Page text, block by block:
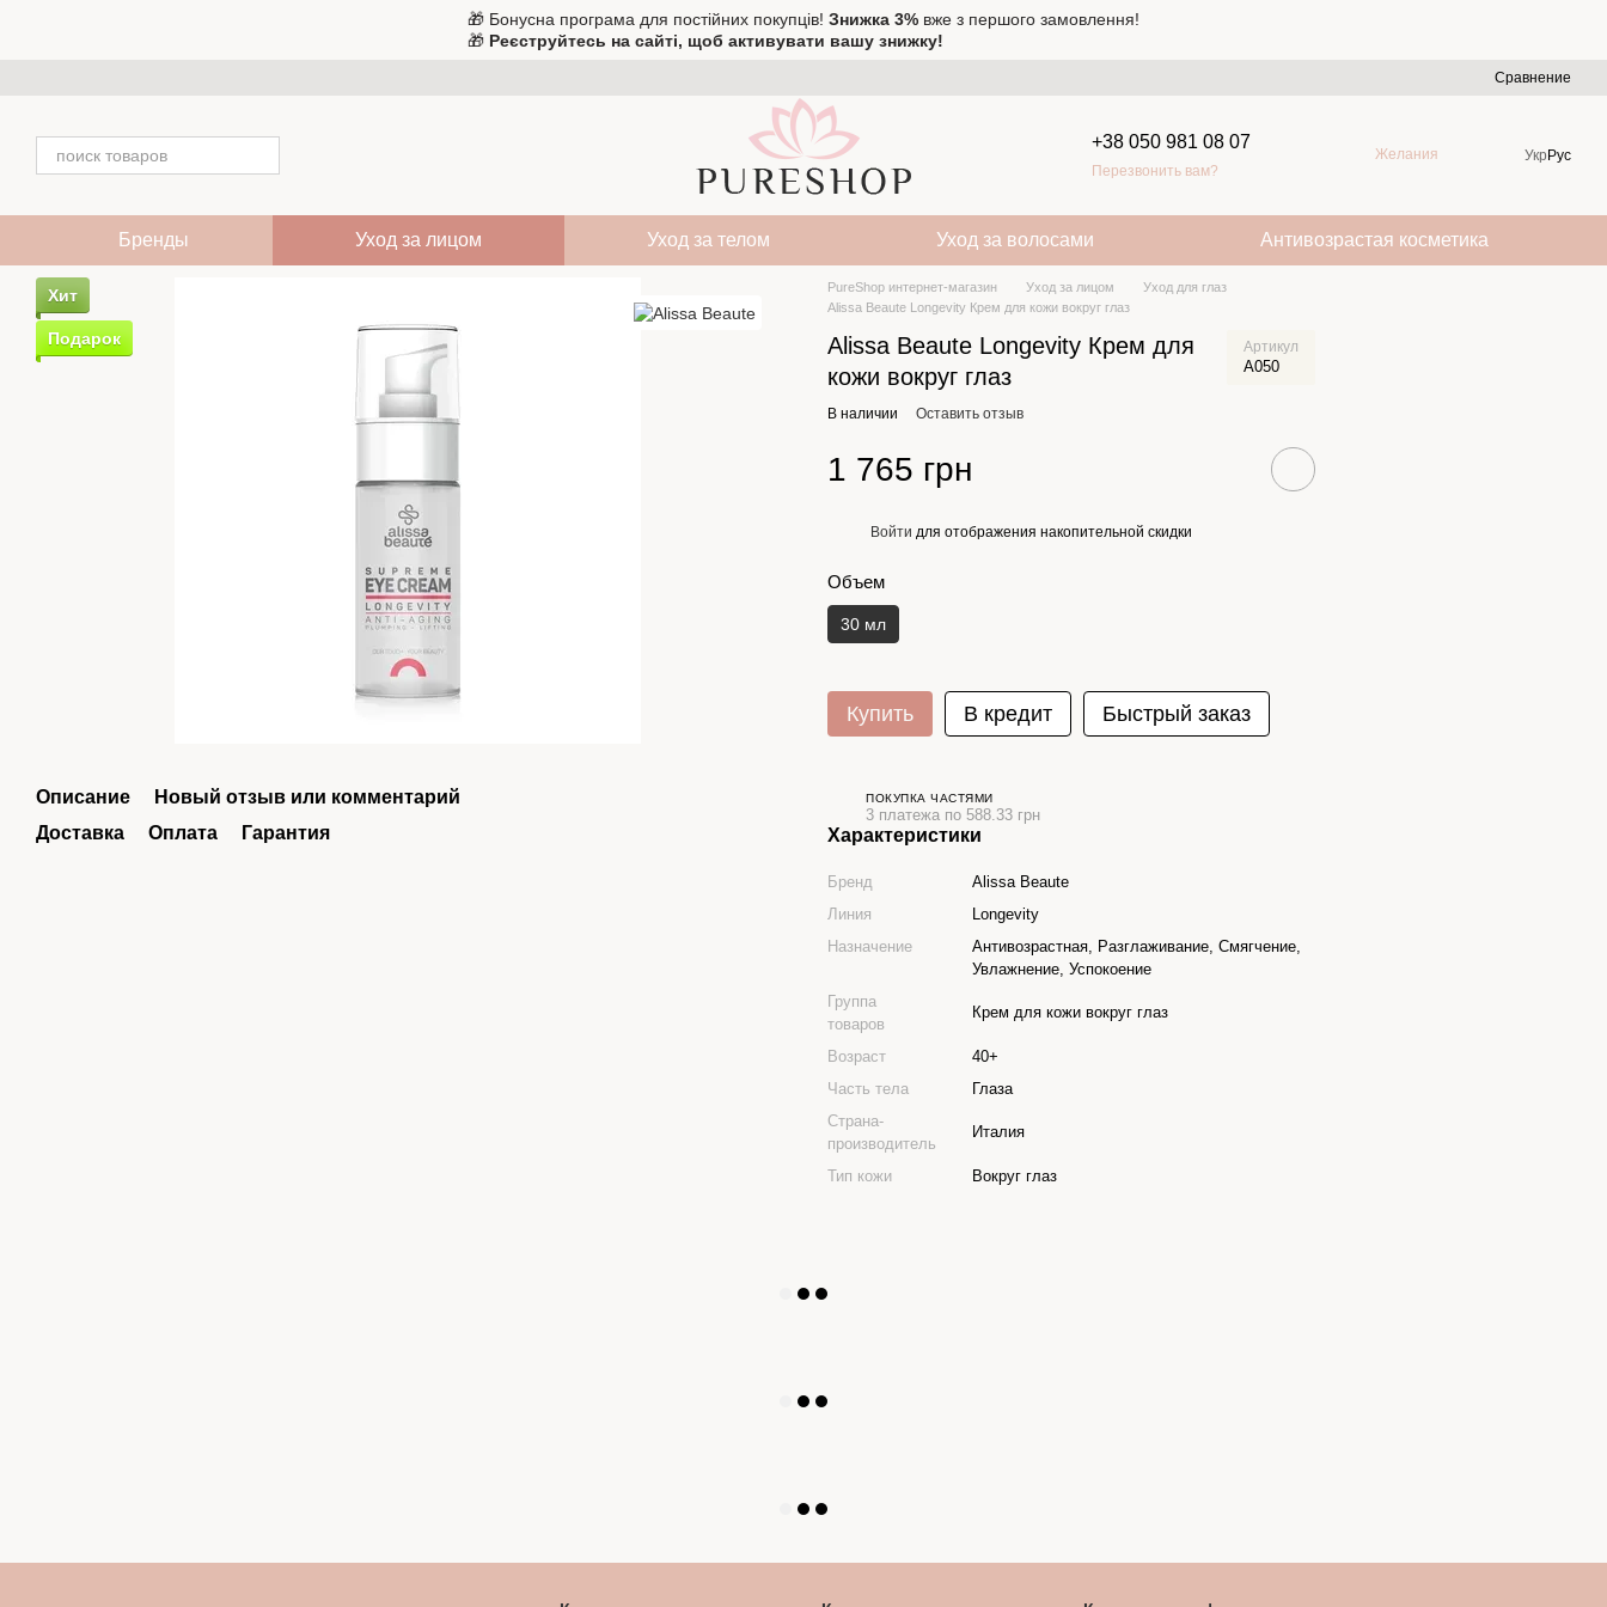
🎁 Бонусна програма для постійних покупців! Знижка 3% вже з першого замовлення!
🎁 Реєструйтесь на сайті, щоб активувати вашу знижку!
Сравнение
+38 050 981 08 07
Перезвонить вам?
Желания Укр Рус
Бренды Уход за лицом Уход за телом Уход за волосами Антивозрастая косметика
Хит
Подарок
Описание
Новый отзыв или комментарий
Доставка
Оплата Гарантия
PureShop интернет-магазин Уход за лицом
Уход для глаз
Alissa Beaute Longevity Крем для кожи вокруг глаз
Alissa Beaute Longevity Крем для
кожи вокруг глаз
Артикул
A050
В наличии Оставить отзыв
1 765 грн
Войти для отображения накопительной скидки
Объем
30 мл
Купить В кредит Быстрый заказ
ПОКУПКА ЧАСТЯМИ
3 платежа по 588.33 грн
Характеристики
Бренд
Alissa Beaute
Линия
Longevity
Назначение
Антивозрастная, Разглаживание, Смягчение,
Увлажнение, Успокоение
Группа
товаров
Крем для кожи вокруг глаз
Возраст
40+
Часть тела
Глаза
Страна-
производитель
Италия
Тип кожи Вокруг глаз